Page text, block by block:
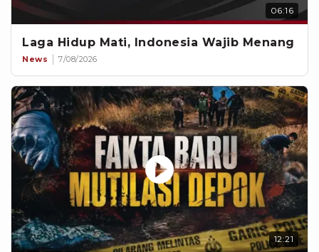
06:16
Laga Hidup Mati, Indonesia Wajib Menang
News 7/08/2026
12:21